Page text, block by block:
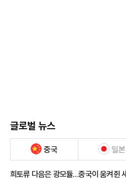
글로벌 뉴스
중국 일본
희토류 다음은 광모듈…중국이 움켜쥔